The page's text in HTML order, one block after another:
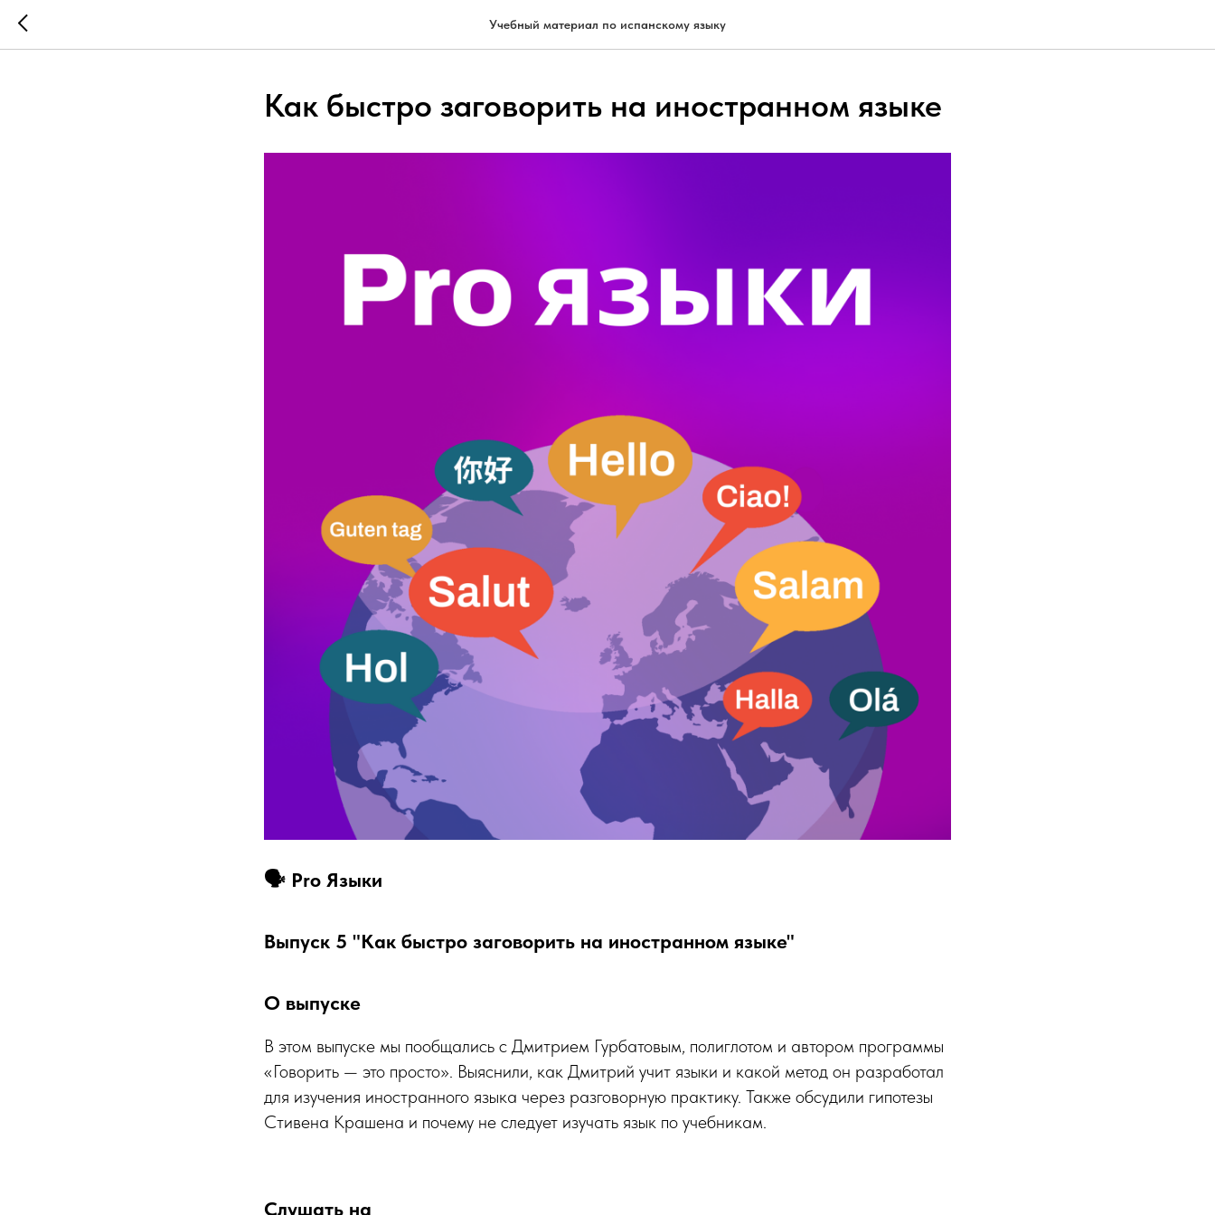
Учебный материал по испанскому языку
Как быстро заговорить на иностранном языке
🗣️ Pro Языки
Выпуск 5 "Как быстро заговорить на иностранном языке"
О выпуске
В этом выпуске мы пообщались с Дмитрием Гурбатовым, полиглотом и автором программы
«Говорить — это просто». Выяснили, как Дмитрий учит языки и какой метод он разработал
для изучения иностранного языка через разговорную практику. Также обсудили гипотезы
Стивена Крашена и почему не следует изучать язык по учебникам.
Слушать на